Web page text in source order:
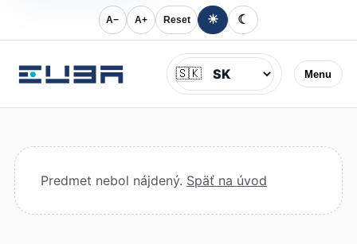
A− A+ Reset ☀ ☾
Menu
Jazyk
🇸🇰
Predmet nebol nájdený. Späť na úvod